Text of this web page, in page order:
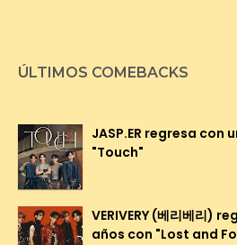
ÚLTIMOS COMEBACKS
JASP.ER regresa con
"Touch"
VERIVERY (베리베리)
años con "Lost and